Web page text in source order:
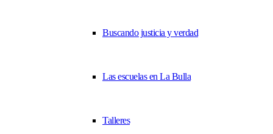
Buscando justicia y verdad
Las escuelas en La Bulla
Talleres